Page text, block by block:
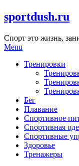
Skip
to
sportdush.ru
Спорт это жизнь,
Menu
Тренировки
Бег
Плавание
Спортивное
Спортивная
Спортивные
Здоровье
Тренажеры